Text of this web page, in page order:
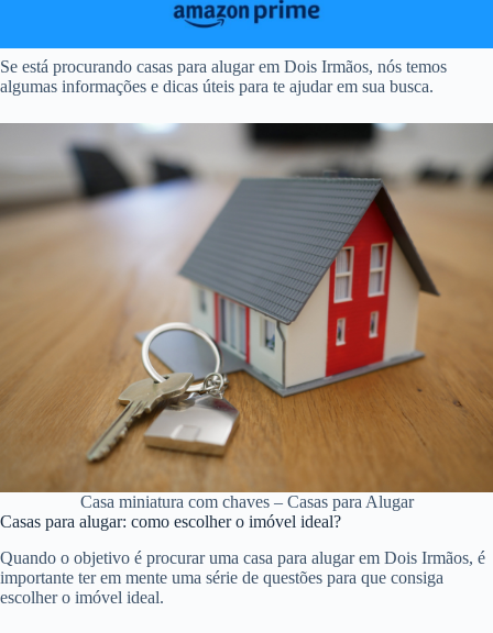
Se está procurando casas para alugar em Dois Irmãos, nós temos
algumas informações e dicas úteis para te ajudar em sua busca.
Casa miniatura com chaves – Casas para Alugar
Casas para alugar: como escolher o imóvel ideal?
Quando o objetivo é procurar uma casa para alugar em Dois Irmãos, é
importante ter em mente uma série de questões para que consiga
escolher o imóvel ideal.